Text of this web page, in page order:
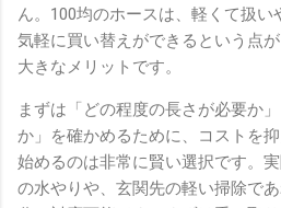
ん。100均のホースは、軽くて扱い
気軽に買い替えができるという点
大きなメリットです。
まずは「どの程度の長さが必要か
か」を確かめるために、コストを
始めるのは非常に賢い選択です。
の水やりや、玄関先の軽い掃除で